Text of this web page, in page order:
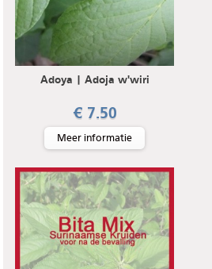
Adoya | Adoja w'wiri
€ 7.50
Meer informatie